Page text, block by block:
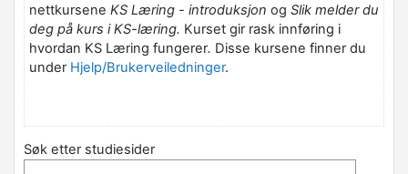
nettkursene KS Læring - introduksjon og Slik melder du
deg på kurs i KS-læring. Kurset gir rask innføring i
hvordan KS Læring fungerer. Disse kursene finner du
under Hjelp/Brukerveiledninger.
Søk etter studiesider